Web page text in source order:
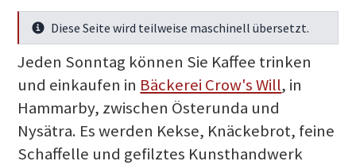
Mehr Infos
Diese Seite wird teilweise maschinell übersetzt.
Jeden Sonntag können Sie Kaffee trinken
und einkaufen in Bäckerei Crow's Will, in
Hammarby, zwischen Österunda und
Nysätra. Es werden Kekse, Knäckebrot, feine
Schaffelle und gefilztes Kunsthandwerk